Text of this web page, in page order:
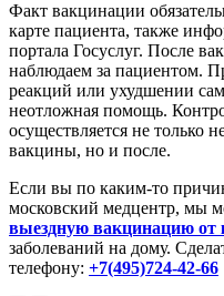
Факт вакцинации
карте пациента, также
портала Госуслуг. После
наблюдаем за пациентом.
реакций или ухудшении
неотложная помощь.
осуществляется не только
вакцины, но и после.
Если вы по каким-то
московский медцентр, мы
выездную вакцинацию от
заболеваний на дому.
телефону: +7(495)724-42-66